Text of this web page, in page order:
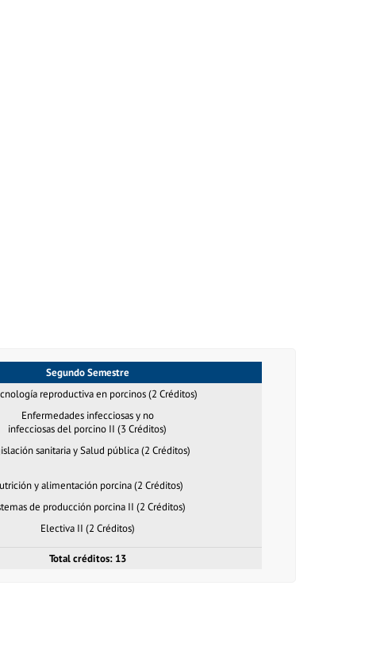
Segundo Semestre
reproductiva en porcinos (2 Créditos)
Enfermedades infecciosas y no
infecciosas del porcino II (3 Créditos)
sanitaria y Salud pública (2 Créditos)
y alimentación porcina (2 Créditos)
de producción porcina II (2 Créditos)
Electiva II (2 Créditos)
Total créditos: 13